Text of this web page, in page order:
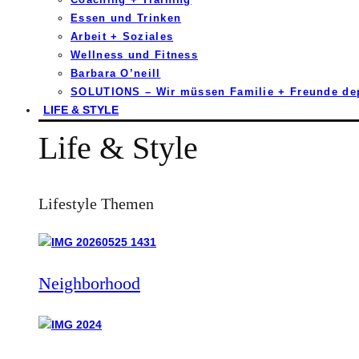
Essen und Trinken
Arbeit + Soziales
Wellness und Fitness
Barbara O’neill
SOLUTIONS – Wir müssen Familie + Freunde
LIFE & STYLE
Life & Style
Lifestyle Themen
Neighborhood